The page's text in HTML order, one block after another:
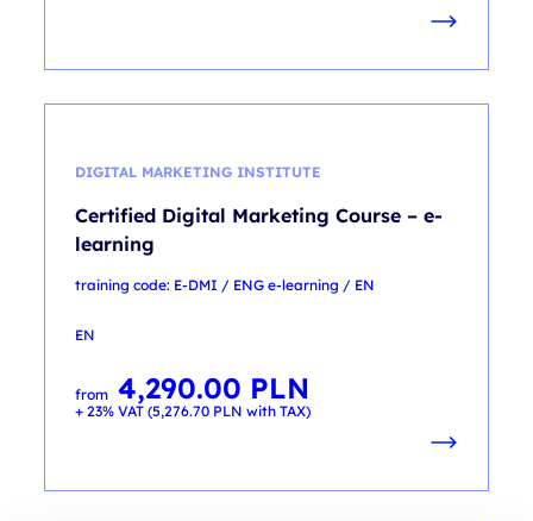
DIGITAL MARKETING INSTITUTE
Certified Digital Marketing Course – e-
learning
training code: E-DMI / ENG e-learning / EN
EN
from 4,290.00 PLN
+ 23% VAT (5,276.70 PLN with TAX)